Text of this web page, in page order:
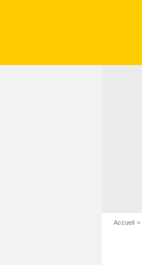
Accueil